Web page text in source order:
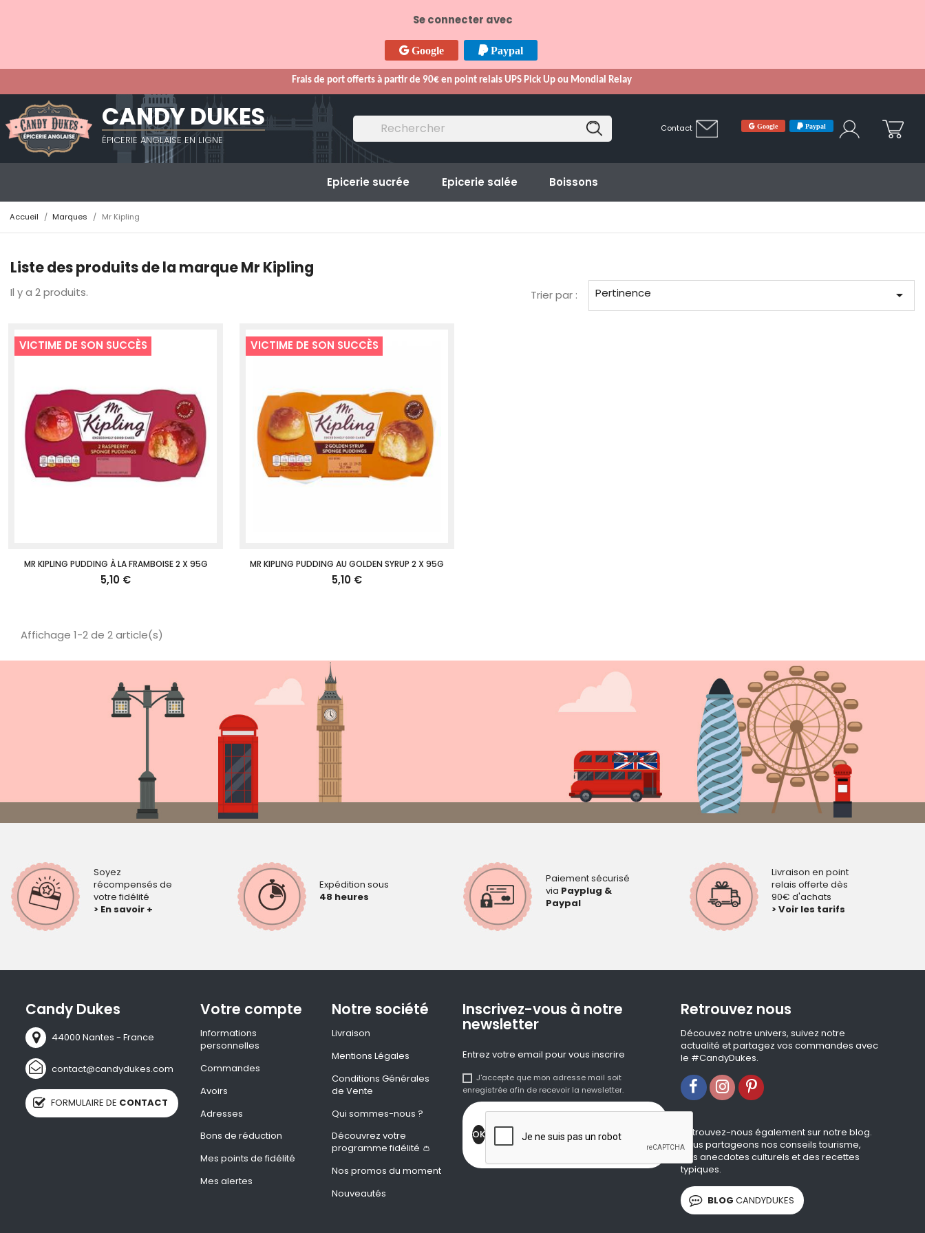
Se connecter avec
Google Paypal
Frais de port offerts à partir de 90€ en point relais UPS Pick Up ou Mondial Relay
CANDY DUKES
ÉPICERIE ANGLAISE EN LIGNE
Contact Google Paypal
Epicerie sucrée Epicerie salée Boissons
Accueil Marques Mr Kipling
Liste des produits de la marque Mr Kipling
Il y a 2 produits. Trier par : Pertinence 
MR KIPLING PUDDING À LA FRAMBOISE 2 X 95G
5,10 €
VICTIME DE SON SUCCÈS
MR KIPLING PUDDING AU GOLDEN SYRUP 2 X 95G
5,10 €
VICTIME DE SON SUCCÈS
Affichage 1-2 de 2 article(s)
Soyez
récompensés de
votre fidélité
> En savoir +
Expédition sous
48 heures
Paiement sécurisé
via Payplug &
Paypal
Livraison en point
relais offerte dès
90€ d'achats
> Voir les tarifs
Candy Dukes
44000 Nantes - France
contact@candydukes.com
FORMULAIRE DE CONTACT
Votre compte
Informations
personnelles
Commandes
Avoirs
Adresses
Bons de réduction
Mes points de fidélité
Mes alertes
Notre société
Livraison
Mentions Légales
Conditions Générales
de Vente
Qui sommes-nous ?
Découvrez votre
programme fidélité 👛
Nos promos du moment
Nouveautés
Inscrivez-vous à notre
newsletter
Entrez votre email pour vous inscrire
J'accepte que mon adresse mail soit
enregistrée afin de recevoir la newsletter.
Retrouvez nous
Découvez notre univers, suivez notre
actualité et partagez vos commandes avec
le #CandyDukes.
Retrouvez-nous également sur notre blog.
Nous partageons nos conseils tourisme,
des anecdotes culturels et des recettes
typiques.
BLOG CANDYDUKES